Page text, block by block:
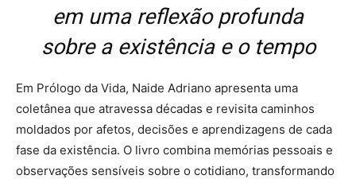
em uma reflexão profunda
sobre a existência e o tempo
Em Prólogo da Vida, Naide Adriano apresenta uma
coletânea que atravessa décadas e revisita caminhos
moldados por afetos, decisões e aprendizagens de cada
fase da existência. O livro combina memórias pessoais e
observações sensíveis sobre o cotidiano, transformando